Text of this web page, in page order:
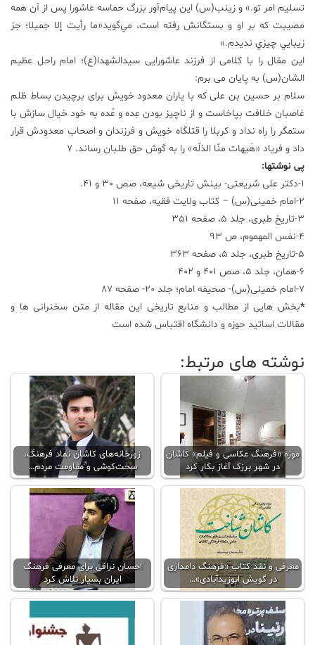
تسليم امر تو.» و زينب(س) اين پيام‌آور بزرگ حماسه عاشورا پس از آن همه
مصيبت كه بر او و بستگانش رفته است، مي‌گويد«ما رأيت إلا جميلا؛ جز
زيبايي چيزي نديدم.»
این مقال را با کلامی از فرزند عاشورایی سیدالشهدا(ع)؛ امام راحل عظیم
الشان(س) به پایان می برم:
سلام بر حسین بن علی که با یاران معدود خویش برای برچیدن بساط ظلم
غاصبان خلافت بپاخاست و از ناچیز بودن عِده و عُده به خود خیال سازش با
ستمگر را راه نداد و کربلا را قتلگاه خویش و فرزندان و اصحاب معدودش قرار
داد و فریاد «هَیهات منّا الذلّه» را به گوش حق طلبان رساند. 7
پی نوشتها:
1-دکتر علی شریعتی- بینش تاریخی شیعه، صص 30 و 41.
2-امام خمینی(س) – کتاب ولایت فقیه، صفحه 11
3-تاریخ طبری، جلد 5، صفحه 351
4-نفس المهموم، ص 93
5-تاریخ طبری، جلد 5، صفحه 363
6-همان، جلد 5، صص 401 و 402
7-امام خمینی(س)- صحیفه امام؛ جلد 20- صفحه 87
*بخش هایی از مطالب و منابع تاریخی این مقاله از متن سخنرانی ها و
مقالات اساتید حوزه و دانشگاه اقتباس شده است
نوشته های مرتبط:
موزه «فرهنگ عکاسی و فیلم» کاشان
در شهر برزک آغاز بکار کرد
زورخانه‌های کاشان نماد فرهنگ،
سخت‌کوشی و مقاومت مردم…
معرفی و نقد کتاب «فرهنگ دامداری
در گویش ابوزیدآبادی»…
احسان نراقی برای معرفی فرهنگ
ایران بسیار تلاش کرد